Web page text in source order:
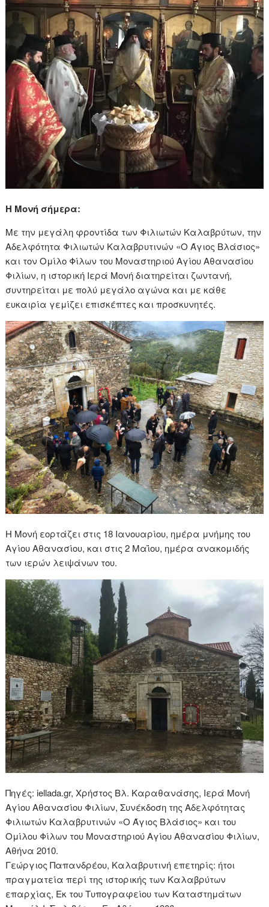
Η Μονή σήμερα:
Με την μεγάλη φροντίδα των Φιλιωτών Καλαβρύτων, την
Αδελφότητα Φιλιωτών Καλαβρυτινών «Ο Άγιος Βλάσιος»
και τον Ομίλο Φίλων του Μοναστηριού Αγίου Αθανασίου
Φιλίων, η ιστορική Ιερά Μονή διατηρείται ζωντανή,
συντηρείται με πολύ μεγάλο αγώνα και με κάθε
ευκαιρία γεμίζει επισκέπτες και προσκυνητές.
Η Μονή εορτάζει στις 18 Ιανουαρίου, ημέρα μνήμης του
Αγίου Αθανασίου, και στις 2 Μαΐου, ημέρα ανακομιδής
των ιερών λειψάνων του.
Πηγές: iellada.gr, Χρήστος Βλ. Καραθανάσης, Ιερά Μονή
Αγίου Αθανασίου Φιλίων, Συνέκδοση της Αδελφότητας
Φιλιωτών Καλαβρυτινών «Ο Άγιος Βλάσιος» και του
Ομίλου Φίλων του Μοναστηριού Αγίου Αθανασίου Φιλίων,
Αθήνα 2010.
Γεώργιος Παπανδρέου, Καλαβρυτινή επετηρίς: ήτοι
πραγματεία περί της ιστορικής των Καλαβρύτων
επαρχίας, Εκ του Τυπογραφείου των Καταστημάτων